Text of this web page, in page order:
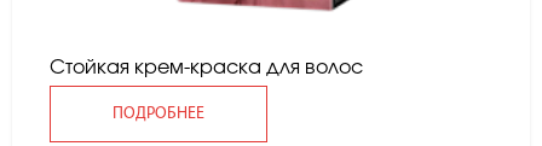
Стойкая крем-краска для волос
ПОДРОБНЕЕ